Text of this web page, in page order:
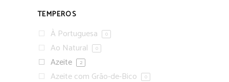
TEMPEROS
À Portuguesa 0
Ao Natural 0
Azeite 2
Azeite com Grão-de-Bico 0